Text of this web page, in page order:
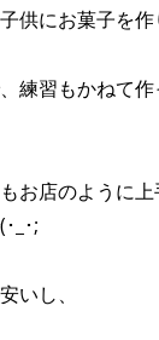
供にお菓子を作
練習もかねて
お店のように
_･;
いし、